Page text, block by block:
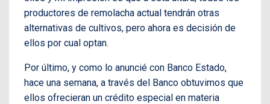
productores de remolacha actual tendrán otras
alternativas de cultivos, pero ahora es decisión de
ellos por cual optan.
Por último, y como lo anuncié con Banco Estado,
hace una semana, a través del Banco obtuvimos que
ellos ofrecieran un crédito especial en materia